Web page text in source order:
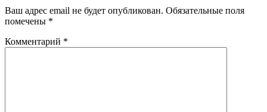
Ваш адрес email не будет опубликован. Обязательные поля
помечены *
Комментарий *